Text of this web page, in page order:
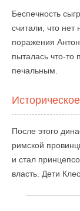
Беспечность
считали, что
поражения
пыталась что-то
печальным.
После этого
римской
и стал
власть. Дети